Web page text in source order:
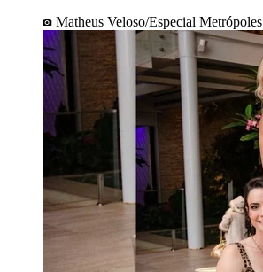
Matheus Veloso/Especial Metrópoles